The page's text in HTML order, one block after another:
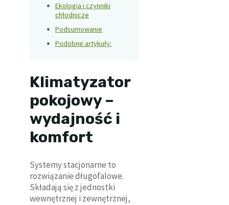
Ekologia i czynniki
chłodnicze
Podsumowanie
Podobne artykuły:
Klimatyzator
pokojowy –
wydajność i
komfort
Systemy stacjonarne to
rozwiązanie długofalowe.
Składają się z jednostki
wewnętrznej i zewnętrznej,